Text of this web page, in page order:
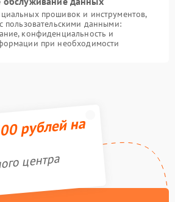
прошивок и инструментов,
пользовательскими данными:
конфиденциальность и
при необходимости
рублей на
центра